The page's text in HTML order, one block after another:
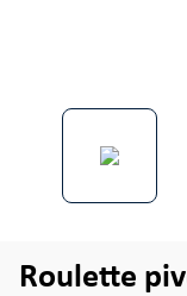
Roulette